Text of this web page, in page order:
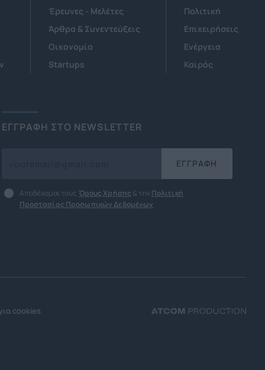
Έρευνες - Μελέτες
Άρθρα & Συνεντεύξεις
Οικονομία
Startups
Πολιτική
Επιχειρήσεις
Ενέργεια
Καιρός
ΕΓΓΡΑΦΗ ΣΤΟ NEWSLETTER
ΕΓΓΡΑΦΗ
Αποδέχομαι τους Όρους Χρήσης & την Πολιτική
Προστασίας Προσωπικών Δεδομένων
cookies